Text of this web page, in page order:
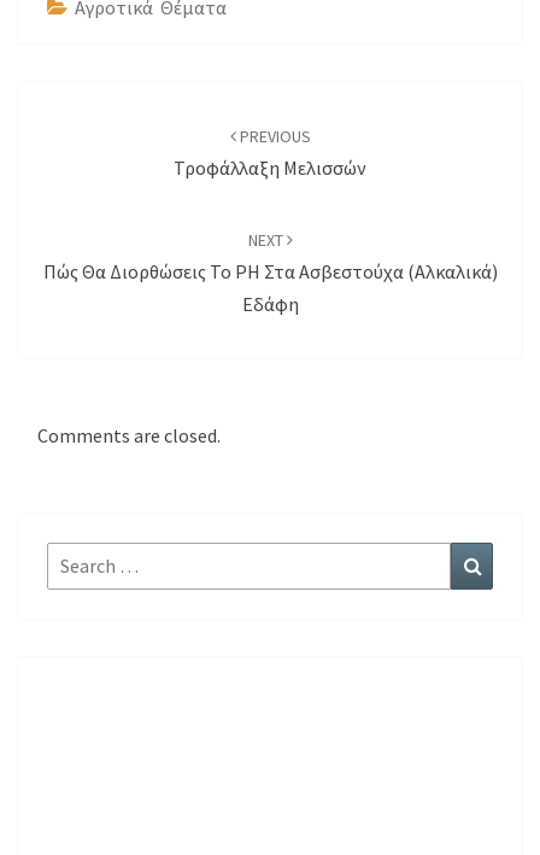
Αγροτικά Θέματα
PREVIOUS
Τροφάλλαξη Μελισσών
NEXT
Πώς Θα Διορθώσεις Το PH Στα Ασβεστούχα (Αλκαλικά)
Εδάφη
Comments are closed.
Search
for: